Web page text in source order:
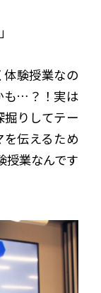
体験授業なの
も…？！実は
りしてテー
伝えるため
授業なんです